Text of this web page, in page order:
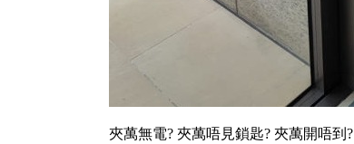
夾萬無電? 夾萬唔見鎖匙? 夾萬開唔到?